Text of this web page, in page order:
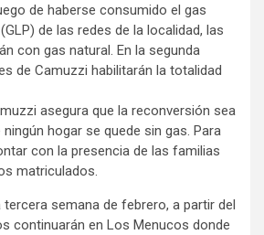
de haberse consumido el gas
de las redes de la localidad, las
con gas natural. En la segunda
de Camuzzi habilitarán la totalidad
asegura que la reconversión sea
ningún hogar se quede sin gas. Para
con la presencia de las familias
matriculados.
semana de febrero, a partir del
continuarán en Los Menucos donde